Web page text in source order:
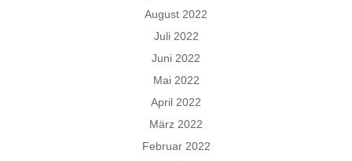
August 2022
Juli 2022
Juni 2022
Mai 2022
April 2022
März 2022
Februar 2022